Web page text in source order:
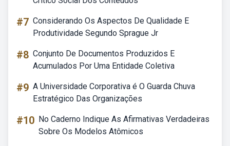
#7 Considerando Os Aspectos De Qualidade E
Produtividade Segundo Sprague Jr
#8 Conjunto De Documentos Produzidos E
Acumulados Por Uma Entidade Coletiva
#9 A Universidade Corporativa é O Guarda Chuva
Estratégico Das Organizações
#10 No Caderno Indique As Afirmativas Verdadeiras
Sobre Os Modelos Atômicos